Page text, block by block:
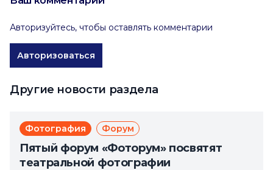
Авторизуйтесь, чтобы оставлять комментарии
Авторизоваться
Другие новости раздела
Фотография Форум
Пятый форум «Фоторум» посвятят
театральной фотографии